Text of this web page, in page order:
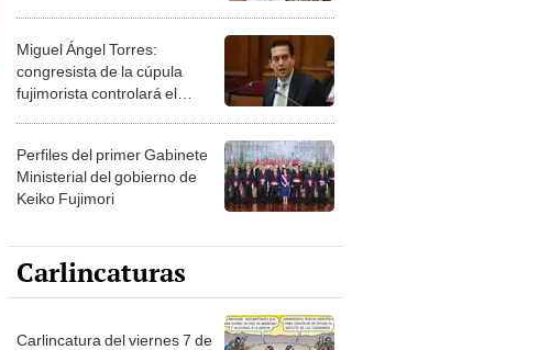
Miguel Ángel Torres:
congresista de la cúpula
fujimorista controlará el
Perfiles del primer Gabinete
Ministerial del gobierno de
Keiko Fujimori
Carlincaturas
Carlincatura del viernes 7 de